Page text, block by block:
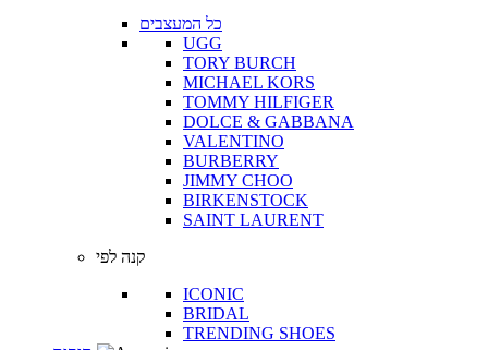
כל המעצבים
UGG
TORY BURCH
MICHAEL KORS
TOMMY HILFIGER
DOLCE & GABBANA
VALENTINO
BURBERRY
JIMMY CHOO
BIRKENSTOCK
SAINT LAURENT
קנה לפי
ICONIC
BRIDAL
TRENDING SHOES